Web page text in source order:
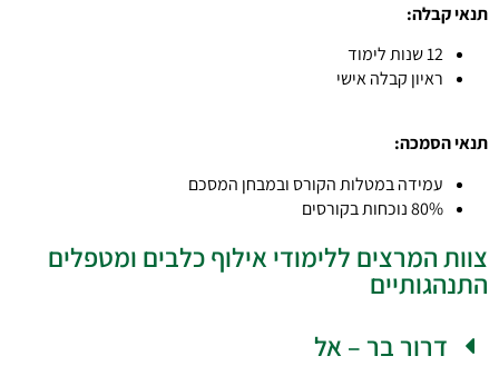
תנאי קבלה:
12 שנות לימוד
ראיון קבלה אישי
תנאי הסמכה:
עמידה במטלות הקורס ובמבחן המסכם
80% נוכחות בקורסים
צוות המרצים ללימודי אילוף כלבים ומטפלים
התנהגותיים
דרור בר – אל